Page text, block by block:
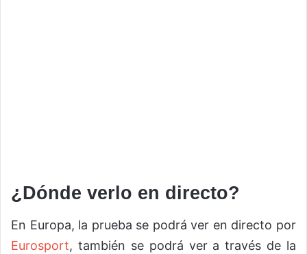
¿Dónde verlo en directo?
En Europa, la prueba se podrá ver en directo por
Eurosport, también se podrá ver a través de la